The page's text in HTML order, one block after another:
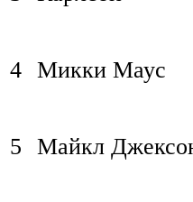
4 Микки Маус
5 Майкл